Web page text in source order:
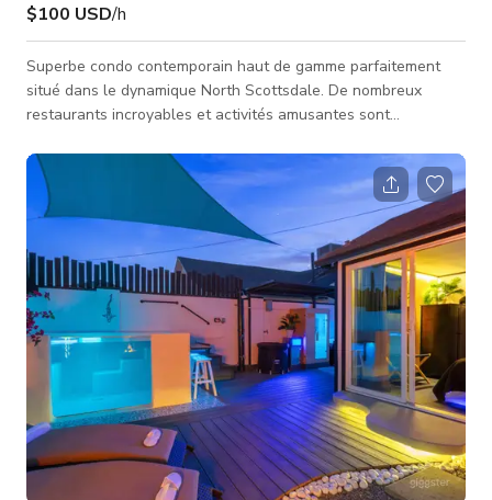
$100 USD/h
Superbe condo contemporain haut de gamme parfaitement
situé dans le dynamique North Scottsdale. De nombreux
restaurants incroyables et activités amusantes sont
plusieurs millions de dollars incluant la piscine/spa/salle de
sport. Beaucoup de jeux amusants (billard/ baby-foot, etc.) et
d'activités (grands écrans TV avec sièges de cinéma) dans
l'espace commun. Cadre amusant et romantique. Le condo est
méticuleusement entretenu